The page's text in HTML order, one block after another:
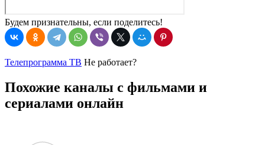
Будем признательны, если поделитесь!
Телепрограмма ТВ Не работает?
Похожие каналы с фильмами и
сериалами онлайн